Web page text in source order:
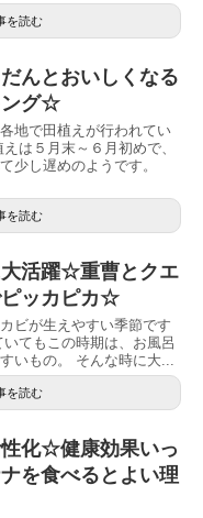
を読む
んとおいしくなる
ング☆
地で田植えが行われてい
は５月末～６月初めで、
少し遅めのようです。
を読む
活躍☆重曹とクエ
ピッカピカ☆
ビが生えやすい季節です
てもこの時期は、お風呂
いもの。 そんな時に大...
を読む
化☆健康効果いっ
を食べるとよい理